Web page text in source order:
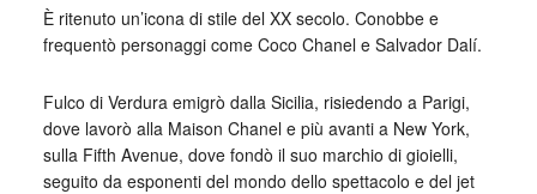
È ritenuto un’icona di stile del XX secolo. Conobbe e
frequentò personaggi come Coco Chanel e Salvador Dalí.
Fulco di Verdura emigrò dalla Sicilia, risiedendo a Parigi,
dove lavorò alla Maison Chanel e più avanti a New York,
sulla Fifth Avenue, dove fondò il suo marchio di gioielli,
seguito da esponenti del mondo dello spettacolo e del jet